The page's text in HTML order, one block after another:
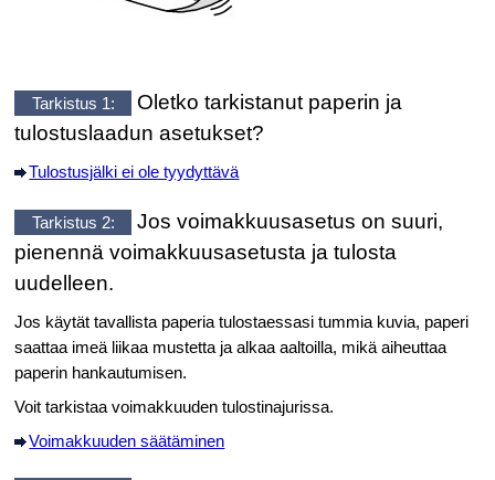
Tarkistus 1:
Oletko tarkistanut paperin ja
tulostuslaadun asetukset?
Tulostusjälki ei ole tyydyttävä
Tarkistus 2:
Jos voimakkuusasetus on suuri,
pienennä voimakkuusasetusta ja tulosta
uudelleen.
Jos käytät tavallista paperia tulostaessasi tummia kuvia, paperi
saattaa imeä liikaa mustetta ja alkaa aaltoilla, mikä aiheuttaa
paperin hankautumisen.
Voit tarkistaa voimakkuuden tulostinajurissa.
Voimakkuuden säätäminen